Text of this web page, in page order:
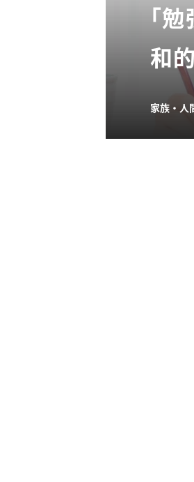
「
和
家族・人